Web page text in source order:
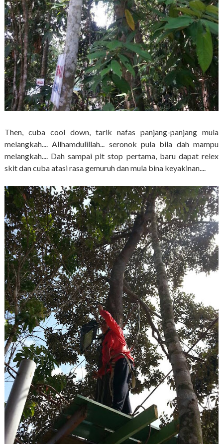
Then, cuba cool down, tarik nafas panjang-panjang mula
melangkah.... Allhamdulillah... seronok pula bila dah mampu
melangkah.... Dah sampai pit stop pertama, baru dapat relex
skit dan cuba atasi rasa gemuruh dan mula bina keyakinan....